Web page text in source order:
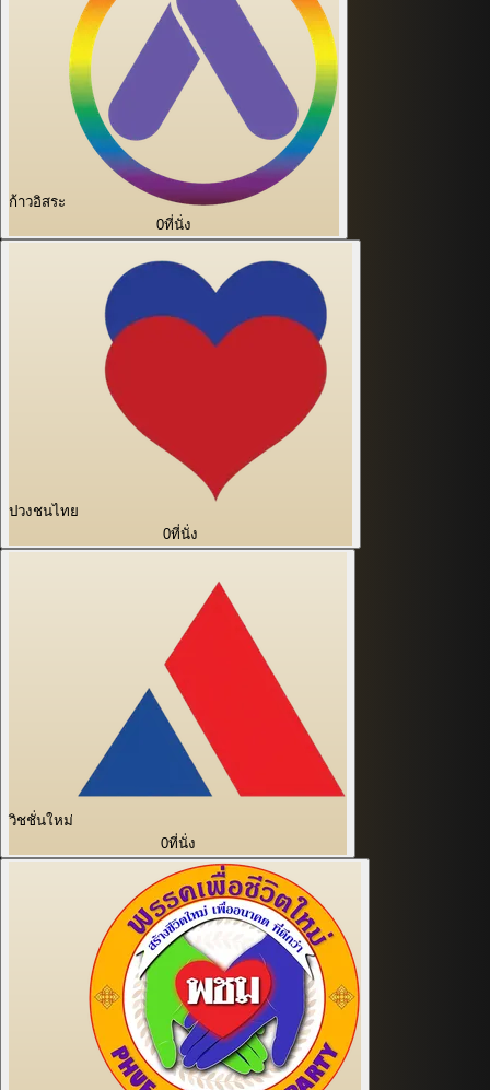
ก้าวอิสระ
0ที่นั่ง
ปวงชนไทย
0ที่นั่ง
วิชชั่นใหม่
0ที่นั่ง